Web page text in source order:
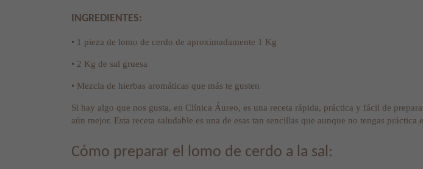
INGREDIENTES:
• 1 pieza de lomo de cerdo de aproximadamente 1 Kg
• 2 Kg de sal gruesa
• Mezcla de hierbas aromáticas que más te gusten
Si hay algo que nos gusta, en Clínica Áureo, es una receta rápida, práctica y fácil de
aún mejor. Esta receta saludable es una de esas tan sencillas que aunque no tengas
Cómo preparar el lomo de cerdo a la sal: